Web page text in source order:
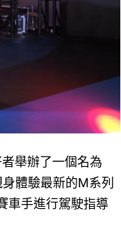
舉辦了一個名為
體驗最新的M系列
車手進行駕駛指導